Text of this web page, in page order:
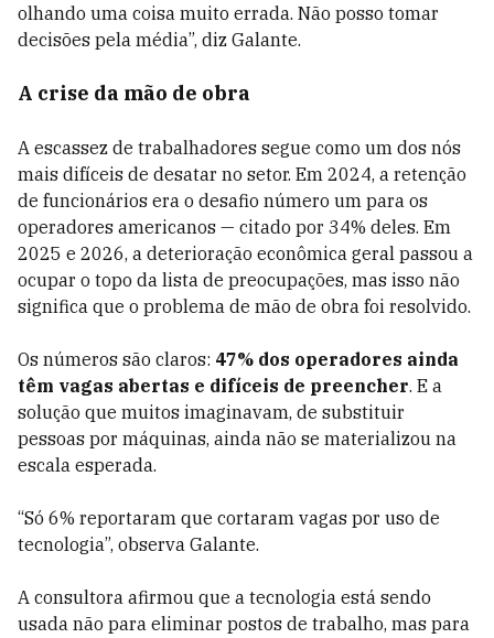
olhando uma coisa muito errada. Não posso tomar
decisões pela média”, diz Galante.
A crise da mão de obra
A escassez de trabalhadores segue como um dos nós
mais difíceis de desatar no setor. Em 2024, a retenção
de funcionários era o desafio número um para os
operadores americanos — citado por 34% deles. Em
2025 e 2026, a deterioração econômica geral passou a
ocupar o topo da lista de preocupações, mas isso não
significa que o problema de mão de obra foi resolvido.
Os números são claros: 47% dos operadores ainda
têm vagas abertas e difíceis de preencher. E a
solução que muitos imaginavam, de substituir
pessoas por máquinas, ainda não se materializou na
escala esperada.
“Só 6% reportaram que cortaram vagas por uso de
tecnologia”, observa Galante.
A consultora afirmou que a tecnologia está sendo
usada não para eliminar postos de trabalho, mas para